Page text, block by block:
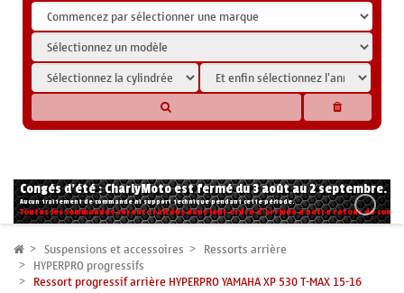
Congés d'été : CharlyMoto est fermé du 3 août au 2 septembre.
Aucun traitement de commande ni support technique pendant cette période.
Toutes les commandes seront traitées dans leur ordre d'arrivée à notre retour de
Suspensions et accessoires Ressorts arrière
HYPERPRO progressifs
Ressort progressif arrière HYPERPRO YAMAHA XP 530 T-MAX 15-16